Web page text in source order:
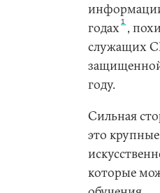
информации
годах 1 ,
служащих
году.
Сильная
это
которые